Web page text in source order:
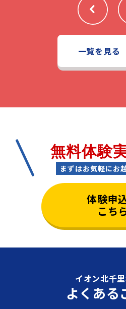
一覧を見る
無料体験
まずはお気軽にお
体験申
こち
イオン北千
よくある